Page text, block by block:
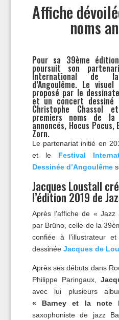
Affiche
noms
Pour sa 39ème
poursuit son
International de
d’Angoulême. Le
proposé par le
et un concert
Christophe Chassol
premiers noms de la
annoncés, Hocus Pocus,
Zorn.
Le partenariat initié en
et le Festival
Dessinée d’Angoulême
Jacques Loustall
l’édition 2019 de
Après l’affiche de «
par Brüno, celle de la
confiée à l’illustrateur
dessinée Jacques de
Après ses débuts dans
Philippe Paringaux,
avec lui plusieurs
« Barney et la note
saxophoniste de jazz